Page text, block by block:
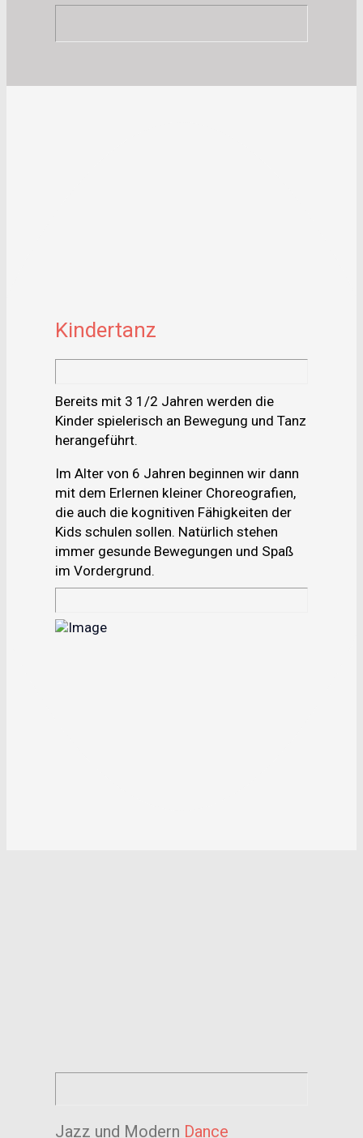
Kindertanz
Bereits mit 3 1/2 Jahren werden die
Kinder spielerisch an Bewegung und Tanz
herangeführt.
Im Alter von 6 Jahren beginnen wir dann
mit dem Erlernen kleiner Choreografien,
die auch die kognitiven Fähigkeiten der
Kids schulen sollen. Natürlich stehen
immer gesunde Bewegungen und Spaß
im Vordergrund.
Jazz und Modern Dance